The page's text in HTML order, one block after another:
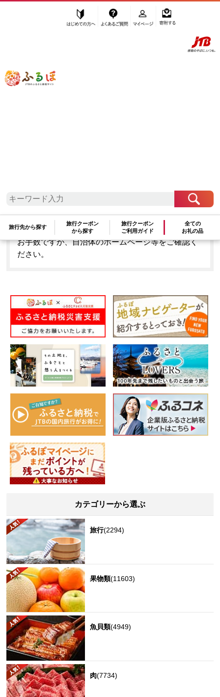
ふるぽ JTBのふるさと納税サイト
旅行先から探す
旅行クーポン
から探す
旅行クーポン
ご利用ガイド
全ての
お礼の品
「青森県鶴田町」はふるぽからお申込みをすること
はできません。
お手数ですが、自治体のホームページ等をご確認く
ださい。
カテゴリーから選ぶ
旅行(2294)
果物類(11603)
魚貝類(4949)
肉(7734)